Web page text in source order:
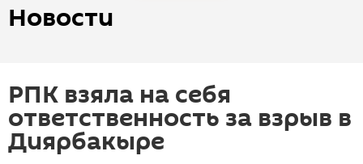
Новости
РПК взяла на себя
ответственность за взрыв в
Диярбакыре